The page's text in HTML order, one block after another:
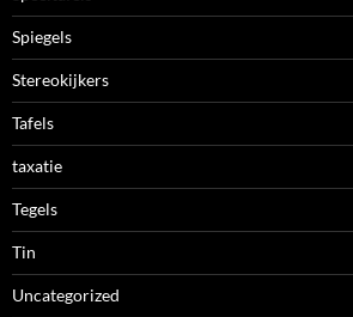
Spiegels
Stereokijkers
Tafels
taxatie
Tegels
Tin
Uncategorized